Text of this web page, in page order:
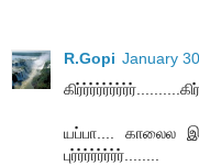
R.Gopi January
யப்பா.... காலைல
புர்ர்ர்ர்ர்ர்ர்ர்........